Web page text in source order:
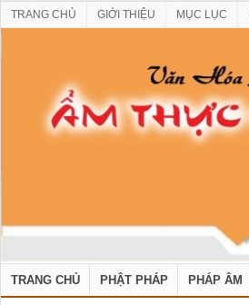
TRANG CHỦ GIỚI THIỆU MỤC LỤC
TRANG CHỦ PHẬT PHÁP PHÁP ÂM